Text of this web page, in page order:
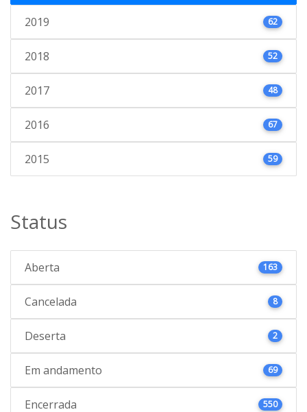
2019 62
2018 52
2017 48
2016 67
2015 59
Status
Aberta 163
Cancelada 8
Deserta 2
Em andamento 69
Encerrada 550